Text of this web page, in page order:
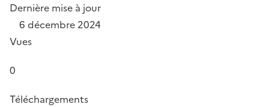
Dernière mise à jour
6 décembre 2024
Vues
0
Téléchargements